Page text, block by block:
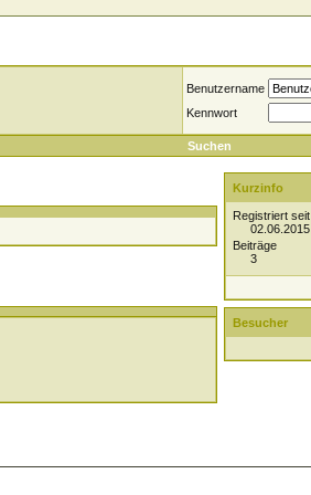
Benutzername
Kennwort
Suchen
Kurzinfo
Registriert seit
02.06.2015
Beiträge
3
Besucher